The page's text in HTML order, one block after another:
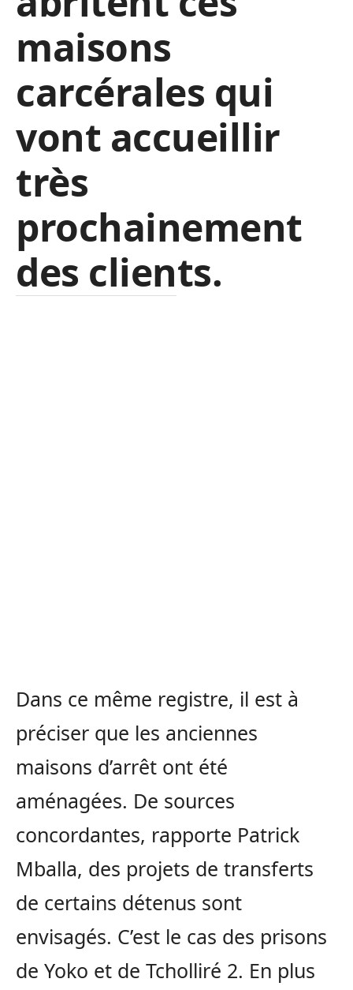
maisons
carcérales qui
vont accueillir
très
prochainement
des clients.
Dans ce même registre, il est à
préciser que les anciennes
maisons d’arrêt ont été
aménagées. De sources
concordantes, rapporte Patrick
Mballa, des projets de transferts
de certains détenus sont
envisagés. C’est le cas des prisons
de Yoko et de Tcholliré 2. En plus